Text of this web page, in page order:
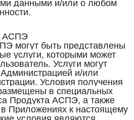
данными и/или о любом
АСПЭ
могут быть представлены
услуги, которыми может
Услуги могут
и/или
Условия получения
в специальных
Продукта АСПЭ, а также
Приложениях к настоящему